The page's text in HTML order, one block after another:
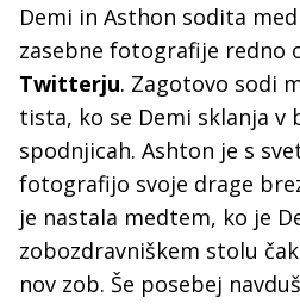
Demi in Asthon sodita
zasebne fotografije redno
Twitterju. Zagotovo sodi
tista, ko se Demi sklanja v
spodnjicah. Ashton je s
fotografijo svoje drage
je nastala medtem, ko je
zobozdravniškem stolu
nov zob. Še posebej